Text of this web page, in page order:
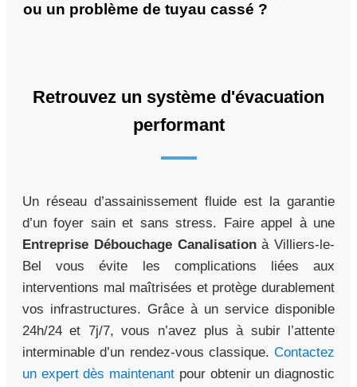
ou un problème de tuyau cassé ?
Retrouvez un système d'évacuation
performant
Un réseau d’assainissement fluide est la garantie
d’un foyer sain et sans stress. Faire appel à une
Entreprise Débouchage Canalisationà Villiers-le-
Bel vous évite les complications liées aux
interventions mal maîtrisées et protège durablement
vos infrastructures. Grâce à un service disponible
24h/24 et 7j/7, vous n’avez plus à subir l’attente
interminable d’un rendez-vous classique. Contactez
un expert dès maintenant pour obtenir un diagnostic